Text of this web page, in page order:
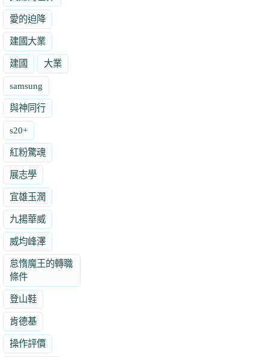
愛的迫降
建國大業
建國 大業
samsung
與神同行
s20+
紅粉驚魂
展志學
宜雄玉潤
九揚華威
威均峰澤
怠惰魔王的轉職
條件
登山鞋
肯德基
操作評價